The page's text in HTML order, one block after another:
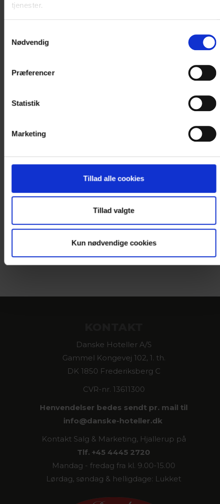
tjenester.
Nødvendig
Præferencer
Statistik
Marketing
Tillad alle cookies
Tillad valgte
Kun nødvendige cookies
information på +45 7592 1855
Danske Hoteller A/S
Gammel Kongevej 102, 1. th.
DK 1850 Frederiksberg C
CVR-nr. 13611300
Henvendelser bedes sendt pr. mail til
info@danske-hoteller.dk
Kontakt Salg & Marketing, Hjallerup på
Tlf. +45 4445 2720
Mandag - fredag fra kl. 9.00-15.00
Lørdag, søndag & helligdage: Lukket